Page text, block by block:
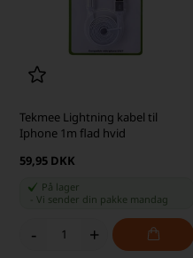
Tekmee Lightning kabel til
Iphone 1m flad hvid
59,95 DKK
På lager
-Vi sender din pakke mandag
- +